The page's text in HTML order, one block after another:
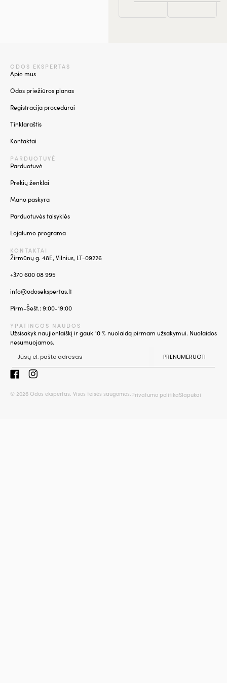
ODOS EKSPERTAS
Apie mus
Odos priežiūros planas
Registracija procedūrai
Tinklaraštis
Kontaktai
PARDUOTUVĖ
Parduotuvė
Prekių ženklai
Mano paskyra
Parduotuvės taisyklės
Lojalumo programa
KONTAKTAI
Žirmūnų g. 48E, Vilnius, LT-09226
+370 600 08 995
info@odosekspertas.lt
Pirm-Šešt.: 9:00-19:00
YPATINGOS NAUDOS
Užsisakyk naujienlaiškį ir gauk 10 % nuolaidą pirmam užsakymui. Nuolaidos
nesumuojamos.
PRENUMERUOTI
© 2026 Odos ekspertas. Visos teisės saugomos. Privatumo politikaSlapukai